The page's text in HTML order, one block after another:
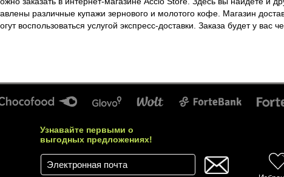
заказать в интернет-магазине Accio Store. Здесь вы найдете и
различные купажи зернового и молотого кофе. Магазин
Астаны могут воспользоваться услугой экспресс-доставки.
Узнавайте первыми о